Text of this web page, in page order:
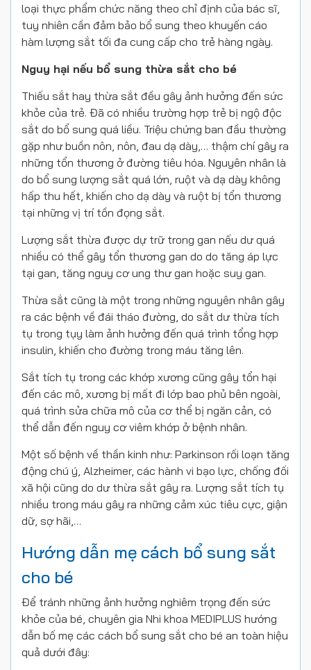
loại thực phẩm chức năng theo chỉ định của bác sĩ,
tuy nhiên cần đảm bảo bổ sung theo khuyến cáo
hàm lượng sắt tối đa cung cấp cho trẻ hàng ngày.
Nguy hại nếu bổ sung thừa sắt cho bé
Thiếu sắt hay thừa sắt đều gây ảnh hưởng đến sức
khỏe của trẻ. Đã có nhiều trường hợp trẻ bị ngộ độc
sắt do bổ sung quá liều. Triệu chứng ban đầu thường
gặp như buồn nôn, nôn, đau dạ dày,… thậm chí gây ra
những tổn thương ở đường tiêu hóa. Nguyên nhân là
do bổ sung lượng sắt quá lớn, ruột và dạ dày không
hấp thu hết, khiến cho dạ dày và ruột bị tổn thương
tại những vị trí tồn đọng sắt.
Lượng sắt thừa được dự trữ trong gan nếu dư quá
nhiều có thể gây tổn thương gan do do tăng áp lực
tại gan, tăng nguy cơ ung thư gan hoặc suy gan.
Thừa sắt cũng là một trong những nguyên nhân gây
ra các bệnh về đái tháo đường, do sắt dư thừa tích
tụ trong tụy làm ảnh hưởng đến quá trình tổng hợp
insulin, khiến cho đường trong máu tăng lên.
Sắt tích tụ trong các khớp xương cũng gây tổn hại
đến các mô, xương bị mất đi lớp bao phủ bên ngoài,
quá trình sửa chữa mô của cơ thể bị ngăn cản, có
thể dẫn đến nguy cơ viêm khớp ở bệnh nhân.
Một số bệnh về thần kinh như: Parkinson rối loạn tăng
động chú ý, Alzheimer, các hành vi bạo lực, chống đối
xã hội cũng do dư thừa sắt gây ra. Lượng sắt tích tụ
nhiều trong máu gây ra những cảm xúc tiêu cực, giận
dữ, sợ hãi,…
Hướng dẫn mẹ cách bổ sung sắt
cho bé
Để tránh những ảnh hưởng nghiêm trọng đến sức
khỏe của bé, chuyên gia Nhi khoa MEDIPLUS hướng
dẫn bố mẹ các cách bổ sung sắt cho bé an toàn hiệu
quả dưới đây: